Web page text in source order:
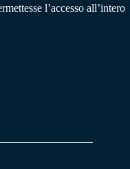
l’accesso all’intero